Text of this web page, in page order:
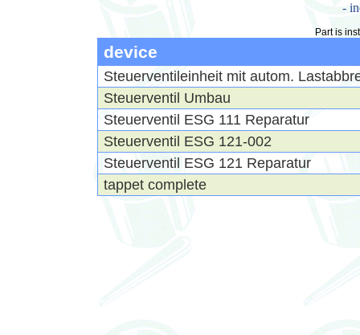
-
Part is
device
Steuerventileinheit mit autom.
Steuerventil Umbau
Steuerventil ESG 111 Reparatur
Steuerventil ESG 121-002
Steuerventil ESG 121 Reparatur
tappet complete